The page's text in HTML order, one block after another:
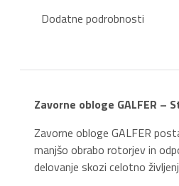
Dodatne podrobnosti
Zavorne obloge GALFER –
Zavorne obloge GALFER
manjšo obrabo rotorjev in
delovanje skozi celotno